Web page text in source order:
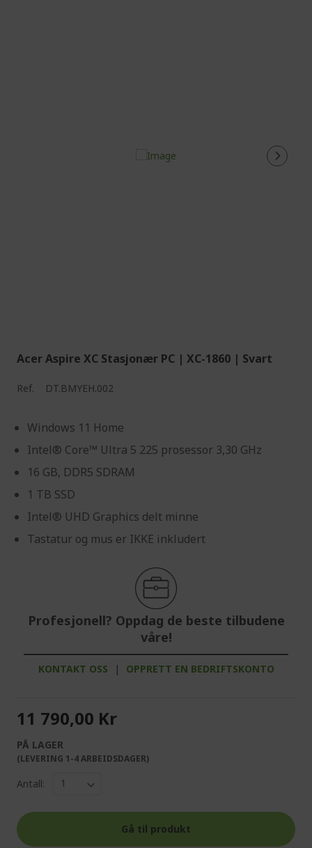
Acer Aspire XC Stasjonær PC | XC-1860 | Svart
Ref. DT.BMYEH.002
Windows 11 Home
Intel® Core™ Ultra 5 225 prosessor 3,30 GHz
16 GB, DDR5 SDRAM
1 TB SSD
Intel® UHD Graphics delt minne
Tastatur og mus er IKKE inkludert
Profesjonell? Oppdag de beste tilbudene
våre!
KONTAKT OSS | OPPRETT EN BEDRIFTSKONTO
11 790,00 Kr
PÅ LAGER
(LEVERING 1-4 ARBEIDSDAGER)
Antall:
Gå til produkt